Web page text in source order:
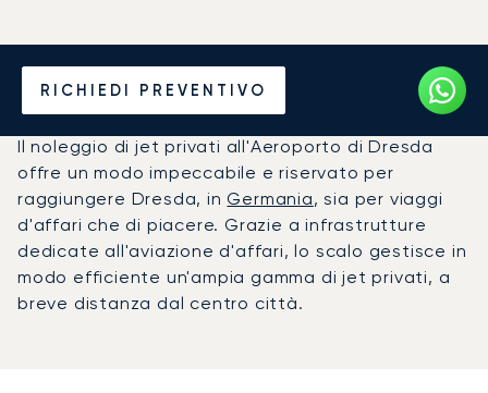
RICHIEDI PREVENTIVO
Noleggio jet privato per
l'Aeroporto di Dresda (DRS)
Il noleggio di jet privati all'Aeroporto di Dresda
offre un modo impeccabile e riservato per
raggiungere Dresda, inGermania, sia per viaggi
d'affari che di piacere. Grazie a infrastrutture
dedicate all'aviazione d'affari, lo scalo gestisce in
modo efficiente un'ampia gamma di jet privati, a
breve distanza dal centro città.